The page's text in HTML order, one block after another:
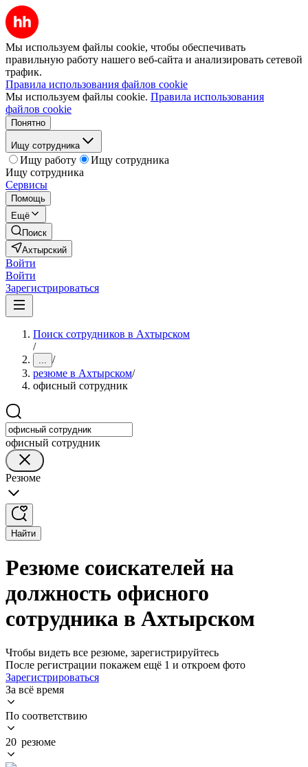
Мы используем файлы cookie, чтобы обеспечивать
правильную работу нашего веб-сайта и анализировать сетевой
трафик.
Правила использования файлов cookie
Мы используем файлы cookie. Правила использования
файлов cookie
Понятно
Ищу сотрудника
Ищу работу
Ищу сотрудника
Ищу сотрудника
Сервисы
Помощь
Ещё
Поиск
Ахтырский
Войти
Войти
Зарегистрироваться
Поиск сотрудников в Ахтырском
/
... /
резюме в Ахтырском/
офисный сотрудник
офисный сотрудник
Резюме
Найти
Резюме соискателей на
должность офисного
сотрудника в Ахтырском
Чтобы видеть все резюме, зарегистрируйтесь
После регистрации покажем ещё 1 и откроем фото
Зарегистрироваться
За всё время
По соответствию
20 резюме